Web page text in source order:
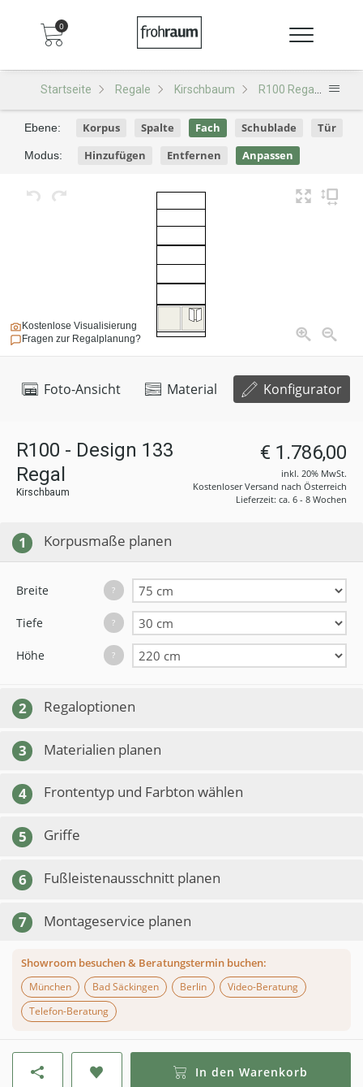
0
Startseite Regale Kirschbaum R100 Regal
Foto-Ansicht Material Konfigurator
Kostenlose Visualisierung
Fragen zur Regalplanung?
Ebene: Korpus Spalte Fach Schublade Tür
Modus: Hinzufügen Entfernen Anpassen
R100 - Design 133
Regal
Kirschbaum
€ 1.786,00
inkl. 20% MwSt.
Kostenloser Versand nach Österreich
Lieferzeit: ca. 6 - 8 Wochen
1 Korpusmaße planen
Breite ?
Tiefe ?
Höhe ?
2 Regaloptionen
3 Materialien planen
4 Frontentyp und Farbton wählen
5 Griffe
6 Fußleistenausschnitt planen
7 Montageservice planen
Showroom besuchen & Beratungstermin buchen:
München
Bad Säckingen Berlin
Video-Beratung
Telefon-Beratung
In den Warenkorb